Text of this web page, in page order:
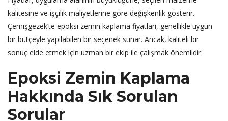
kalitesine ve işçilik maliyetlerine göre değişkenlik gösterir.
Çemişgezek’te epoksi zemin kaplama fiyatları, genellikle uygun
bir bütçeyle yapılabilen bir seçenek sunar. Ancak, kaliteli bir
sonuç elde etmek için uzman bir ekip ile çalışmak önemlidir.
Epoksi Zemin Kaplama
Hakkında Sık Sorulan
Sorular